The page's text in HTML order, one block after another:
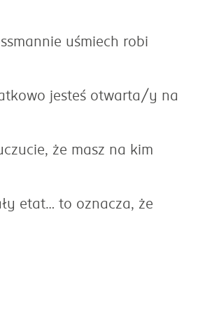
uśmiech robi
jesteś otwarta/y na
że masz na kim
etat… to oznacza, że